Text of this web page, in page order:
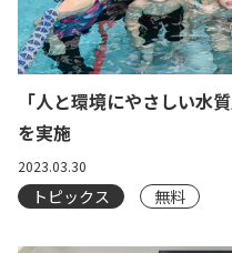
「人と環境にやさしい水
を実施
2023.03.30
トピックス 無料